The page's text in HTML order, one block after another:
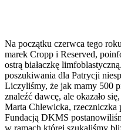
Na początku czerwca tego
marek Cropp i Reserved,
ostrą białaczkę
poszukiwania dla Patrycji
Liczyliśmy, że jak mamy 500
znaleźć dawcę, ale okazało
Marta Chlewicka, rzeczniczka
Fundacją DKMS
w ramach której szukaliśmy